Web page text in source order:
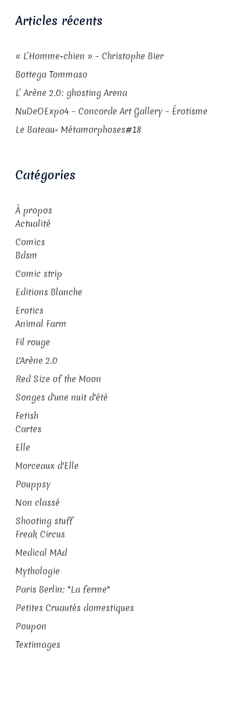
Articles récents
« L’Homme-chien » – Christophe Bier
Bottega Tommaso
L’ Arène 2.0: ghosting Arena
NuDeOExpo4 – Concorde Art Gallery – Érotisme
Le Bateau- Métamorphoses#18
Catégories
À propos
Actualité
Comics
Bdsm
Comic strip
Editions Blanche
Erotics
Animal Farm
Fil rouge
L'Arène 2.0
Red Size of the Moon
Songes d'une nuit d'été
Fetish
Cartes
Elle
Morceaux d'Elle
Pouppsy
Non classé
Shooting stuff
Freak Circus
Medical MAd
Mythologie
Paris Berlin: "La ferme"
Petites Cruautés domestiques
Poupon
Textimages